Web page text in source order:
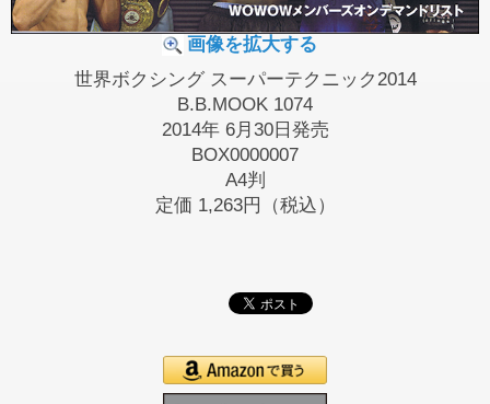
画像を拡大する
世界ボクシング スーパーテクニック2014
B.B.MOOK 1074
2014年 6月30日発売
BOX0000007
A4判
定価 1,263円（税込）